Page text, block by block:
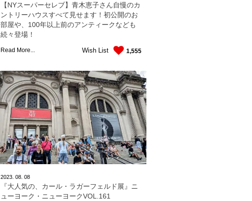
【NYスーパーセレブ】青木恵子さん自慢のカ
ントリーハウスすべて見せます！初公開のお
部屋や、100年以上前のアンティークなども
続々登場！
Read More... 1,555
Wish List
2023. 08. 08
『大人気の、カール・ラガーフェルド展』ニ
ューヨーク・ニューヨークVOL.161